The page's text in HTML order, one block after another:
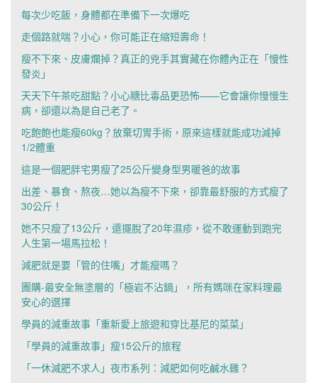
每次少吃飯，身體都在準備下一次爆吃
走個路就喘？小心，你可能正在縮短壽命！
瘦不下來、皮膚爛掉？真正的兇手其實藏在你體內正在「慢性
發炎」
天天下午茶吃甜點？小心糖比毒品更恐怖——它會讓你慢慢生
病，卻還以為是自己老了。
吃飽飽也能瘦60kg？放棄切胃手術，原來這樣就能成功減掉
1/2體重
這是一個肥胖宅男瘦了25公斤變身型男暖爸的故事
出差、暴食、熬夜…她以為瘦不下來，卻靠最舒服的方式瘦了
30公斤！
她不只瘦了13公斤，還擺脫了20年濕疹，從不敢運動到跑完
人生第一場馬拉松！
減肥就是要「管的住嘴」才能瘦嗎？
團購-最安全無塗層的「極岩不沾鍋」，所有媽咪在家料理最
安心的選擇
學員的減重故事「重新愛上旅遊和穿比基尼的菜菜」
「學員的減重故事」瘦15公斤的旅程
「一休減肥不求人」夜市系列：減肥如何吃鹹水雞？